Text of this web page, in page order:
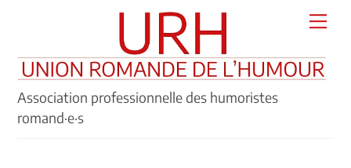
Association professionnelle des humoristes
romand·e·s